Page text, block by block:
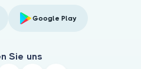
Google Play
Sie uns